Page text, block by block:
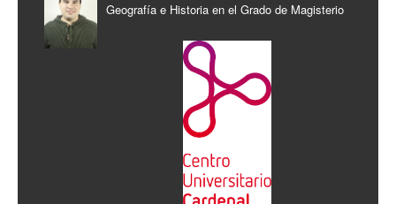
Geografía e Historia en el Grado de Magisterio